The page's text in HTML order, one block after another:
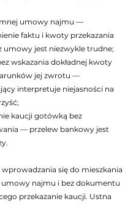
umowy najmu —
faktu i kwoty przekazania
umowy jest niezwykle trudne;
wskazania dokładnej kwoty
jej zwrotu —
interpretuje niejasności na
kaucji gotówką bez
— przelew bankowy jest
wprowadzania się do mieszkania
umowy najmu i bez dokumentu
przekazanie kaucji. Ustna